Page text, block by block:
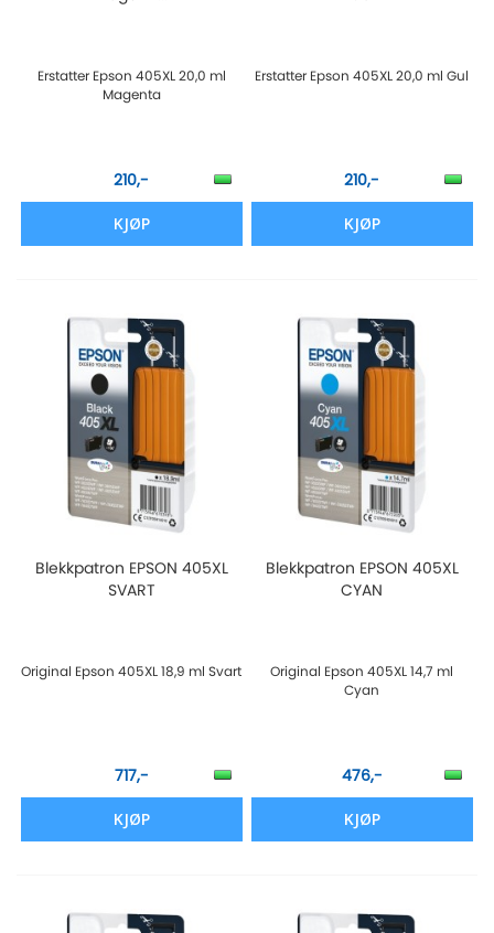
Erstatter Epson 405XL 20,0 ml
Magenta
210,-
KJØP
Erstatter Epson 405XL 20,0 ml Gul
210,-
KJØP
Blekkpatron EPSON 405XL
SVART
Original Epson 405XL 18,9 ml Svart
717,-
KJØP
Blekkpatron EPSON 405XL
CYAN
Original Epson 405XL 14,7 ml
Cyan
476,-
KJØP